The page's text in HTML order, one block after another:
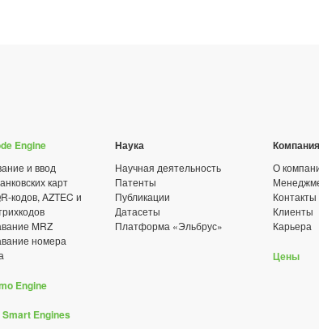
Engine
и ввод
карт
кодов, AZTEC и
MRZ
номера
Engine
Engines
Наука
Научная деятельность
Патенты
Публикации
Датасеты
Платформа «Эльбрус»
Компания
О
Контакты
Клиенты
Карьера
Цены